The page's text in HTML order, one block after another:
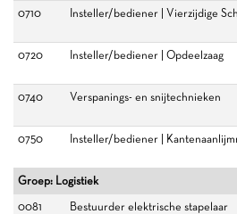
0710
Insteller/bediener | Vierzijdige
0720
Insteller/bediener | Opdeelzaag
0740
Verspanings- en snijtechnieken
0750
Insteller/bediener |
Groep: Logistiek
0081
Bestuurder elektrische stapelaar